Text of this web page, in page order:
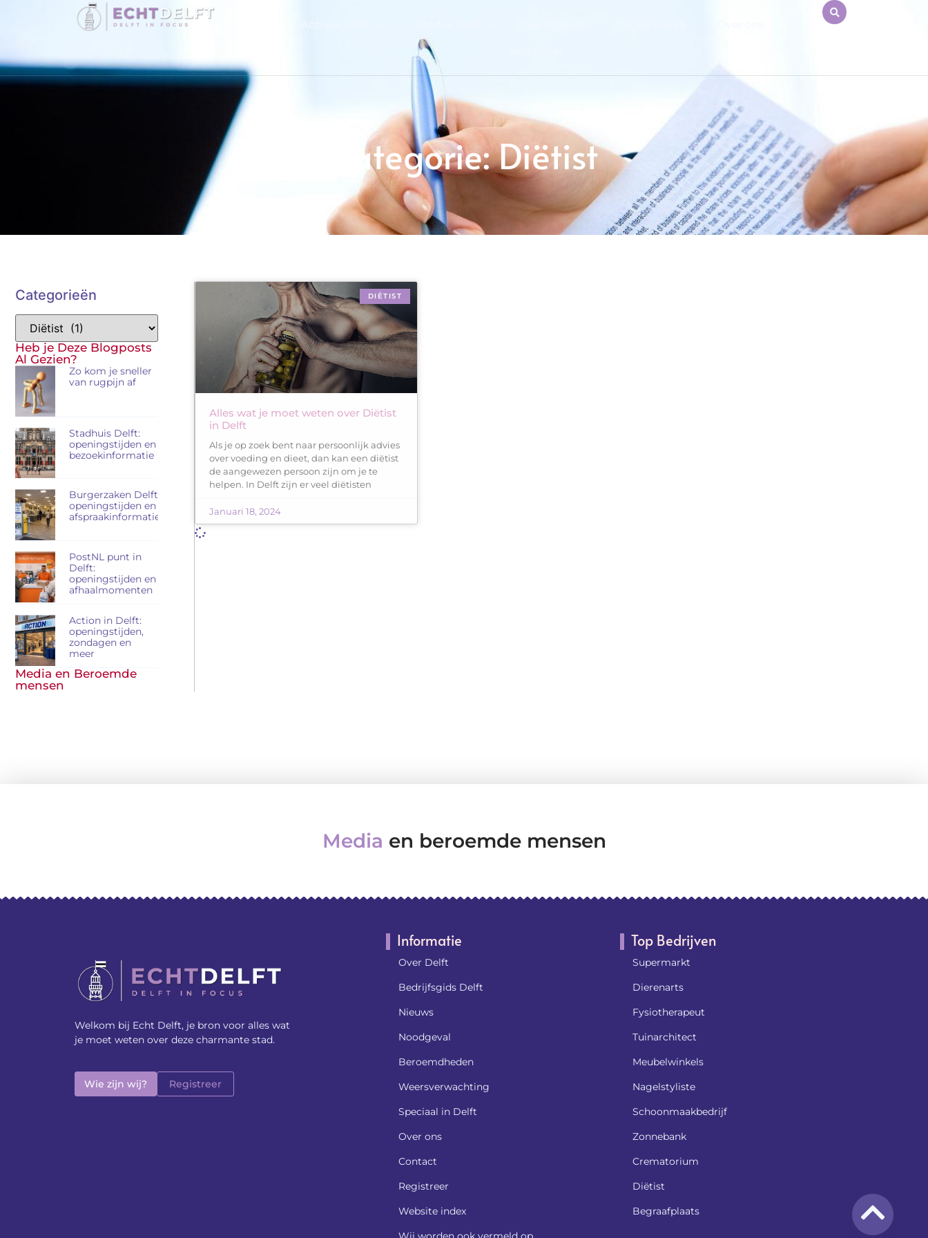
Categorie: Diëtist
Categorieën
Heb je Deze Blogposts
Al Gezien?
Zo kom je sneller
van rugpijn af
Stadhuis Delft:
openingstijden en
bezoekinformatie
Burgerzaken Delft:
openingstijden en
afspraakinformatie
PostNL punt in
Delft:
openingstijden en
afhaalmomenten
Action in Delft:
openingstijden,
zondagen en
meer
Media en Beroemde
mensen
DIËTIST
Alles wat je moet weten over Diëtist
in Delft
Als je op zoek bent naar persoonlijk advies
over voeding en dieet, dan kan een diëtist
de aangewezen persoon zijn om je te
helpen. In Delft zijn er veel diëtisten
Januari 18, 2024
Media en beroemde mensen
Welkom bij Echt Delft, je bron voor alles wat
je moet weten over deze charmante stad.
Wie zijn wij? Registreer
Informatie
Over Delft
Bedrijfsgids Delft
Nieuws
Noodgeval
Beroemdheden​
Weersverwachting
Speciaal in Delft
Over ons
Contact
Registreer
Website index
Top Bedrijven
Supermarkt
Dierenarts
Fysiotherapeut
Tuinarchitect
Meubelwinkels
Nagelstyliste
Schoonmaakbedrijf
Zonnebank
Crematorium
Diëtist
Begraafplaats